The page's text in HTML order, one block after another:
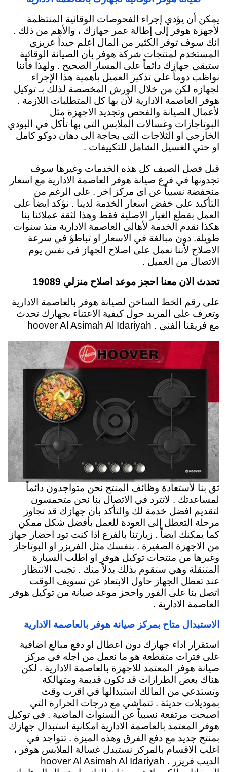
يمكن أن يؤدي إجراء الفحوصات الوقائية المنتظمة
لأجهزة هوفر إلى إطالة عمر جهازك ، والأهم من ذلك .
انك سوف توفر الكثير من المال اعلم جيداً عزيزي
المستخدم لمنتجات شركة هوفر بأن الصيانة الوقائية
ستبقي جهازك دائماً على المسار الصحيح . ولهذا فأننا
نواظب دوماً على تذكير العميل بأهمية هذا الإجراء
لجهازه لكن من خلال الورش المخصصة لذلك بـ توكيل
هوفر العاصمة الادارية لأن بها كل المتطلبات اللازمة .
لأعمال الصيانة والفحص وتجديد الاجهزة مثل
البوتاجازات وغسالات الملابس التى بها تأكل في البودي
الخارجي او الثلاجات التى بحاجة الى دهان دوكو كامل
او حتي الغسيل الشامل للتكييفات .
قبل فصل الصيف كل هذه الخدمات وغيرها سوف
تجدونها في فرع صيانة هوفر العاصمة الادارية مع اسعار
منخفضة نسبياً عن اي مركز اخر . على الرغم من
التأكيد على خفض اسعار الخدمة لدينا . نؤكد ايضاً على
العمل بقطع الغيار الاصلية فقط وهذا لثقة عملائنا بنا
هكذا نقدم الخدمة لأهالي العاصمة الادارية منذ سنوات
طويلة. دون مبالغة في الاسعار او تباطؤ في سرعة
الاصلاح لأننا نعمل على اصلاح الجهاز فى نفس يوم
الاتصال من العميل .
تحدث الان معنا احجز موعد اصلاح منزلي 19089
على رقم الخط الساخن لصيانة هوفر بالعاصمة الادارية
وتعرف على المزيد حول كيفية الاعتناء بجهازك تحدث
مع فريقنا الفني . hoover Al Asimah Al Idariyah
ثق بنا لأستعادة وظائف المنتج نحن متواجدون دائماً
لمساعدتك . لاتترد في الاتصال بنا نحن متحمسون
لتقديم افضل خدمة لك والتأكد بأن جهازك قد تجاوز
مرحلة التعطل إلى العودة للعمل بأفضل شكل ممكن
كما يمكنك ايضاً . زيارتنا بالفرع اذا كنت تود احضار جهاز
من الاجهزة الصغيرة . بنفسك مثل الفريزر او البوتاجاز
وغيرها من منتجات توكيل هوفر او اطلب السيارة
المتنقلة وهي ستقوم بذلك بدلاً منك . تجنب الانتظار
عند تعطل الجهاز حاول الابتعاد عن تسويف الوقت
اتصل بنا على الفور واحجز موعد صيانة من توكيل هوفر
العاصمة الادارية .
الاستبدال متاح بمركز صيانة هوفر بالعاصمة الادارية
استقرار اداء جهازك دون اعطال او دفع مبالغ اضافية
على فترات متقطعة هو ما نعمل من اجله في مركز
صيانة هوفر المعتمد للاجهزة بالعاصمة الادارية . لكن
هناك بعض الطرازات قد تكون قديمة ومتهالكة
وتستدعي من المالك استبدالها في اقرب وقت
بموديلات حديثة . تتماشي مع درجات الحرارة التي
اصبحت مرتفعة نسبياً عن السنوات الماضية . في توكيل
هوفر المعتمد بالعاصمة الادارية امكانية استبدال جهازك
بمنتج جديد مع دفع الفرق وهذه الميزة . تتواجد في
اغلب الاقسام بالمركز نستبدل غسالة الملابس هوفر ،
الديب فريزر . hoover Al Asimah Al Idariyah